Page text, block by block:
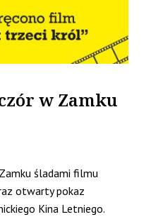
w Zamku
śladami filmu
otwarty pokaz
Kina Letniego.